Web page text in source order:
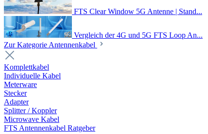
FTS Clear Window 5G Antenne | Stand...
Vergleich der 4G und 5G FTS Loop An...
Zur Kategorie Antennenkabel
Komplettkabel
Individuelle Kabel
Meterware
Stecker
Adapter
Splitter / Koppler
Microwave Kabel
FTS Antennenkabel Ratgeber